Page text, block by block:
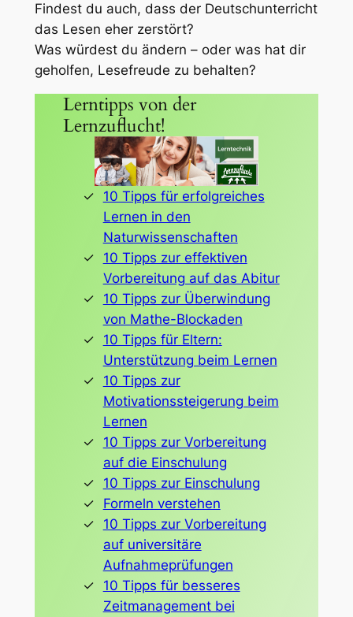
Findest du auch, dass der Deutschunterricht
das Lesen eher zerstört?
Was würdest du ändern – oder was hat dir
geholfen, Lesefreude zu behalten?
Lerntipps von der
Lernzuflucht!
10 Tipps für erfolgreiches
Lernen in den
Naturwissenschaften
10 Tipps zur effektiven
Vorbereitung auf das Abitur
10 Tipps zur Überwindung
von Mathe-Blockaden
10 Tipps für Eltern:
Unterstützung beim Lernen
10 Tipps zur
Motivationssteigerung beim
Lernen
10 Tipps zur Vorbereitung
auf die Einschulung
10 Tipps zur Einschulung
Formeln verstehen
10 Tipps zur Vorbereitung
auf universitäre
Aufnahmeprüfungen
10 Tipps für besseres
Zeitmanagement bei